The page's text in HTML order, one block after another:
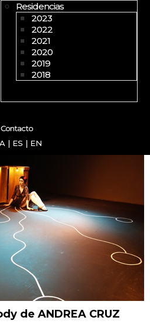
Residencias
2023
2022
2021
2020
2019
2018
Contacto
| ES | EN
de ANDREA CRUZ